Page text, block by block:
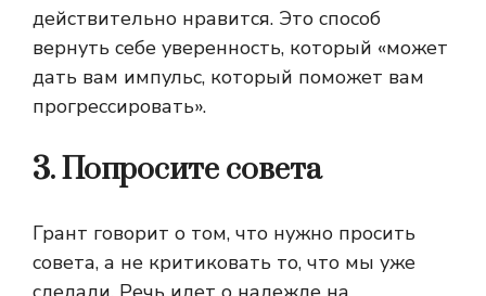
действительно нравится. Это способ
вернуть себе уверенность, который «может
дать вам импульс, который поможет вам
прогрессировать».
3. Попросите совета
Грант говорит о том, что нужно просить
совета, а не критиковать то, что мы уже